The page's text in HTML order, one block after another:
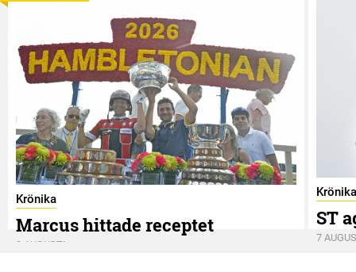
Krönika
Marcus hittade receptet
9 AUGUSTI
Krönika
ST
7